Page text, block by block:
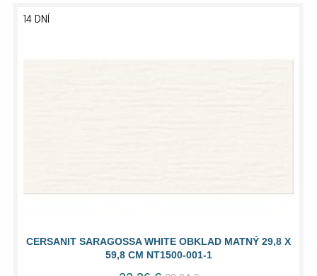
CERSANIT SARAGOSSA WHITE OBKLAD MATNÝ 29,8 X
59,8 CM NT1500-001-1
14 DNÍ